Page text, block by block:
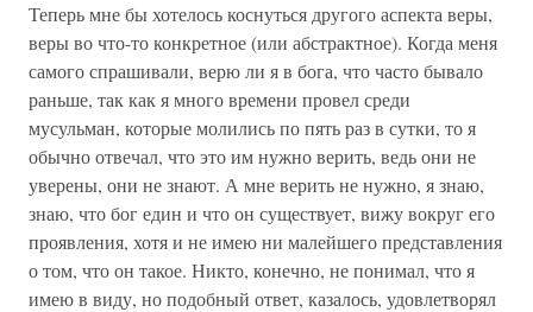
Теперь мне бы хотелось коснуться другого аспекта веры,
веры во что-то конкретное (или абстрактное). Когда меня
самого спрашивали, верю ли я в бога, что часто бывало
раньше, так как я много времени провел среди
мусульман, которые молились по пять раз в сутки, то я
обычно отвечал, что это им нужно верить, ведь они не
уверены, они не знают. А мне верить не нужно, я знаю,
знаю, что бог един и что он существует, вижу вокруг его
проявления, хотя и не имею ни малейшего представления
о том, что он такое. Никто, конечно, не понимал, что я
имею в виду, но подобный ответ, казалось, удовлетворял